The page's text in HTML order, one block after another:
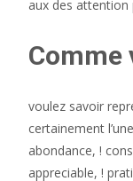
aux des
Comme
voulez savoir
certainement
abondance, !
appreciable, !